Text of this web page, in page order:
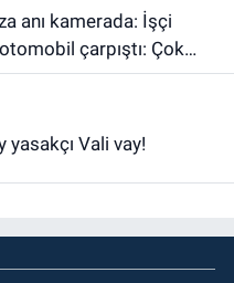
çarpıştı: Çok
var
yasakçı Vali vay!
oldu